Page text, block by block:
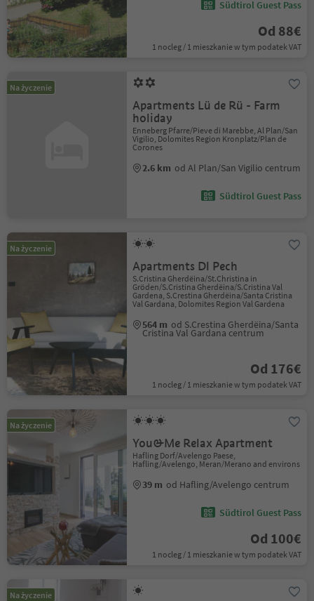
Südtirol Guest Pass
Od 88€
1 nocleg / 1 mieszkanie w tym podatek VAT
Na życzenie
Apartments Lü de Rü - Farm
holiday
Enneberg Pfarre/Pieve di Marebbe, Al Plan/San
Vigilio, Dolomites Region Kronplatz/Plan de
Corones
2.6 km od Al Plan/San Vigilio centrum
Südtirol Guest Pass
Na życzenie
Apartments Dl Pech
S.Cristina Gherdëina/St.Christina in
Gröden/S.Cristina Gherdëina/S.Cristina Val
Gardena, S.Crestina Gherdëina/Santa Cristina
Val Gardana, Dolomites Region Val Gardena
564 m od S.Crestina Gherdëina/Santa
Cristina Val Gardana centrum
Od 176€
1 nocleg / 1 mieszkanie w tym podatek VAT
Na życzenie
You&Me Relax Apartment
Hafling Dorf/Avelengo Paese,
Hafling/Avelengo, Meran/Merano and environs
39 m od Hafling/Avelengo centrum
Südtirol Guest Pass
Od 100€
1 nocleg / 1 mieszkanie w tym podatek VAT
Na życzenie